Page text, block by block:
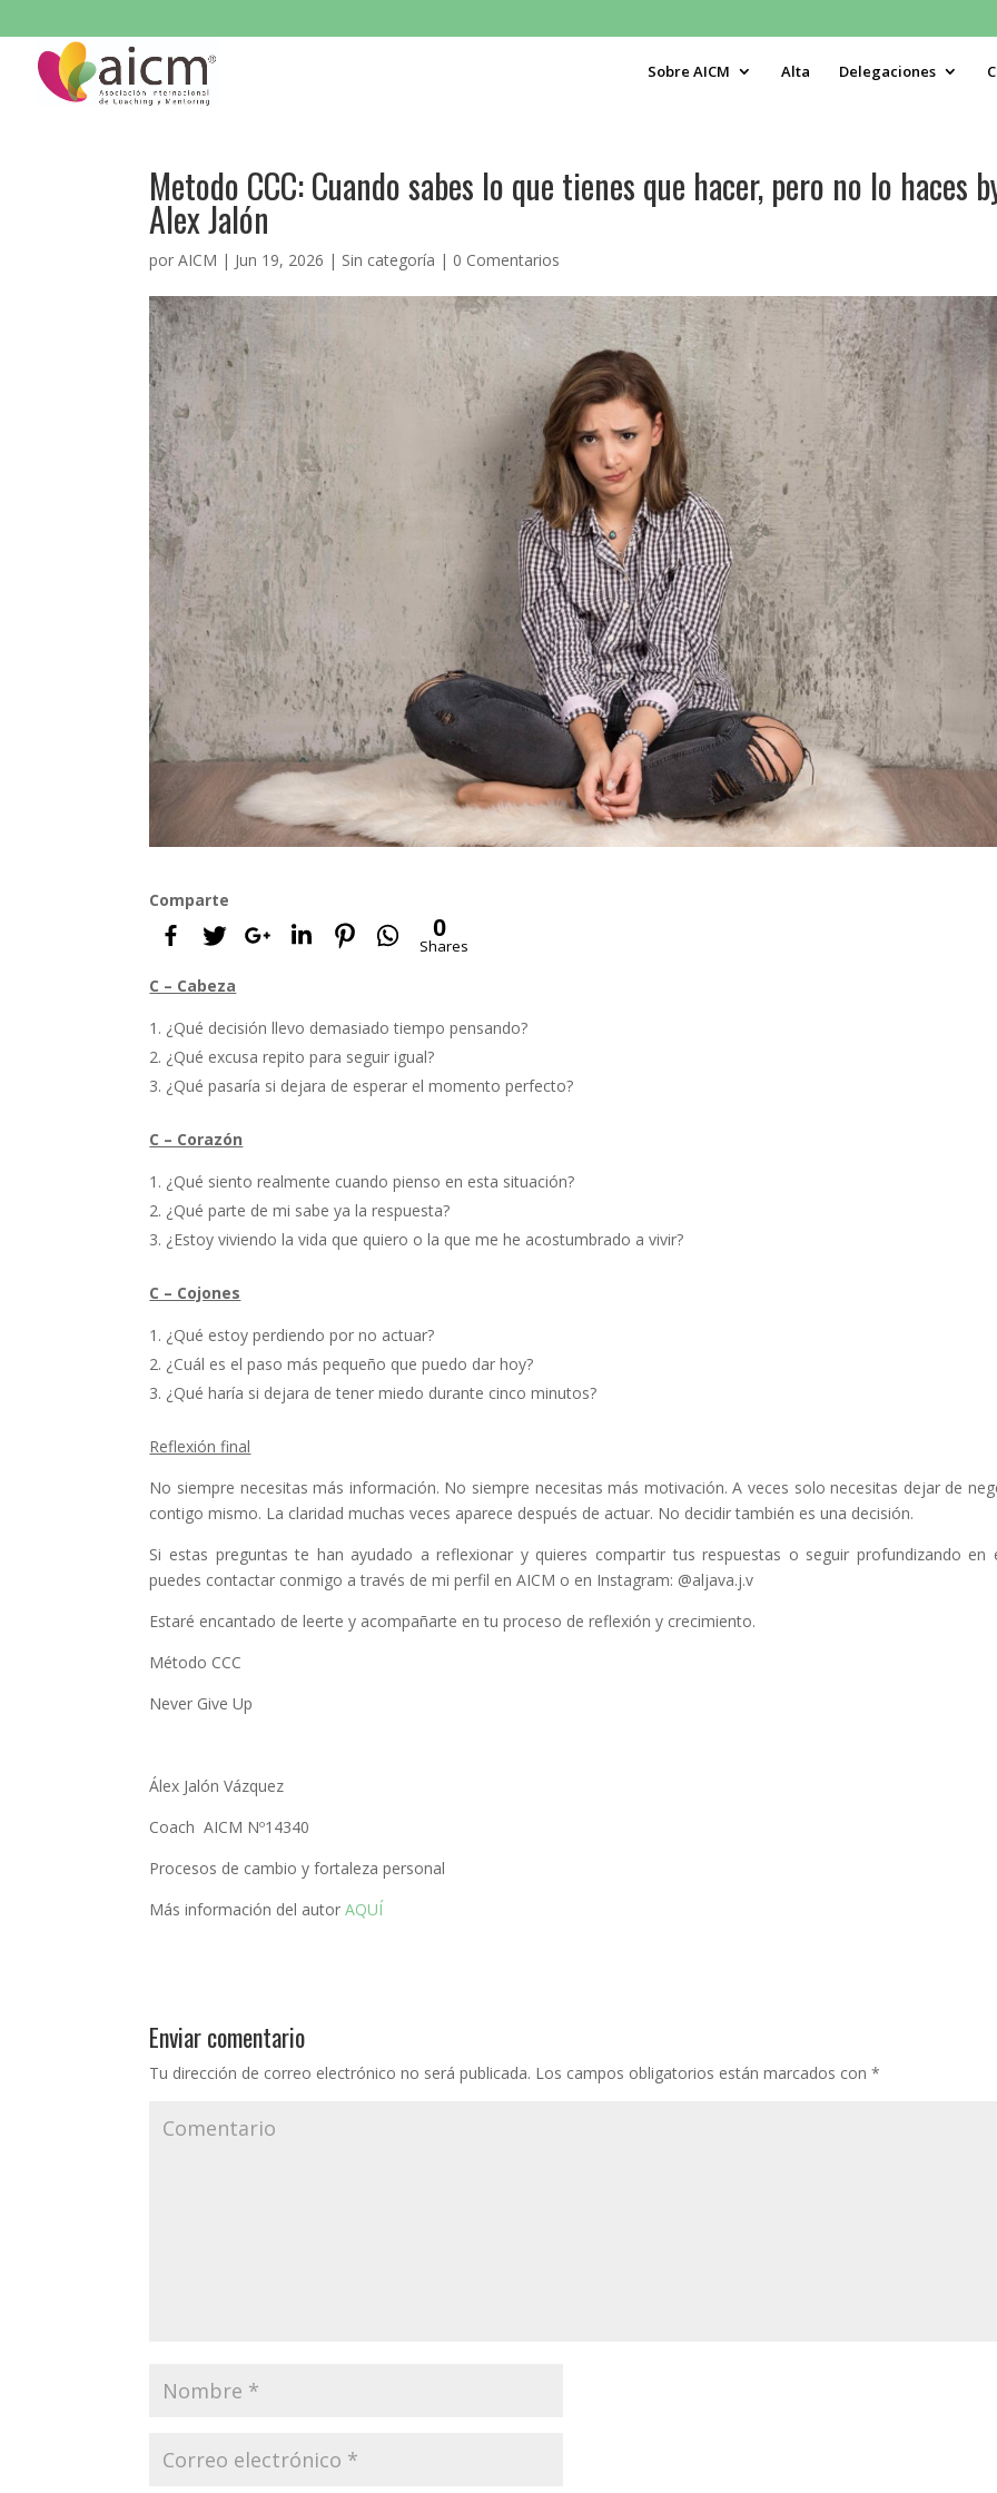
Sobre AICM Alta Delegaciones
Metodo CCC: Cuando sabes lo que tienes que hacer, pero no lo haces
Alex Jalón
porAICM | Jun 19, 2026 | Sin categoría | 0 Comentarios
Comparte
0
Shares
C – Cabeza
¿Qué decisión llevo demasiado tiempo pensando?
¿Qué excusa repito para seguir igual?
¿Qué pasaría si dejara de esperar el momento perfecto?
C – Corazón
¿Qué siento realmente cuando pienso en esta situación?
¿Qué parte de mi sabe ya la respuesta?
¿Estoy viviendo la vida que quiero o la que me he acostumbrado a vivir?
C – Cojones
¿Qué estoy perdiendo por no actuar?
¿Cuál es el paso más pequeño que puedo dar hoy?
¿Qué haría si dejara de tener miedo durante cinco minutos?
Reflexión final
No siempre necesitas más información. No siempre necesitas más motivación. A veces solo necesitas dejar de
contigo mismo. La claridad muchas veces aparece después de actuar. No decidir también es una decisión.
Si estas preguntas te han ayudado a reflexionar y quieres compartir tus respuestas o seguir profundizando en
puedes contactar conmigo a través de mi perfil en AICM o en Instagram: @aljava.j.v
Estaré encantado de leerte y acompañarte en tu proceso de reflexión y crecimiento.
Método CCC
Never Give Up
Álex Jalón Vázquez
Coach AICM Nº14340
Procesos de cambio y fortaleza personal
Más información del autorAQUÍ
Enviar comentario
Tu dirección de correo electrónico no será publicada. Los campos obligatorios están marcados con*